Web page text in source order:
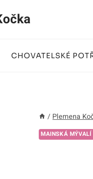
CHOVATELSKÉ
/ Plemena
MAINSKÁ MÝVALÍ